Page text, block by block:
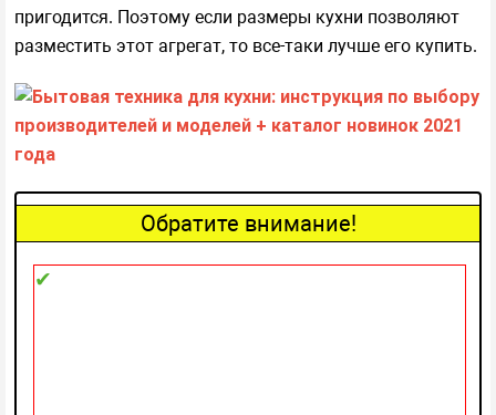
пригодится. Поэтому если размеры кухни позволяют
разместить этот агрегат, то все-таки лучше его купить.
Обратите внимание!